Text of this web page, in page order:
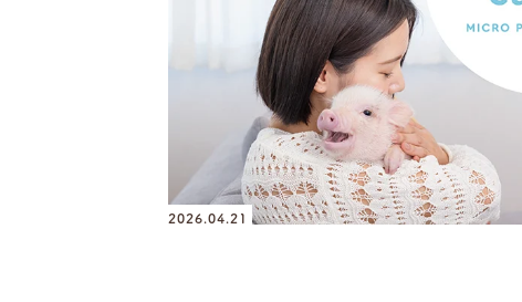
2026.04.21